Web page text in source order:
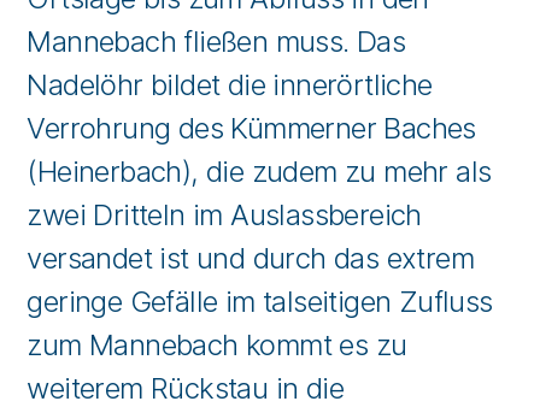
Mannebach fließen muss. Das
Nadelöhr bildet die innerörtliche
Verrohrung des Kümmerner Baches
(Heinerbach), die zudem zu mehr als
zwei Dritteln im Auslassbereich
versandet ist und durch das extrem
geringe Gefälle im talseitigen Zufluss
zum Mannebach kommt es zu
weiterem Rückstau in die